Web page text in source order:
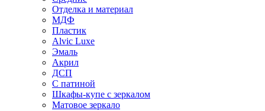
Отделка и материал
МДФ
Пластик
Alvic Luxe
Эмаль
Акрил
ДСП
С патиной
Шкафы-купе с зеркалом
Матовое зеркало